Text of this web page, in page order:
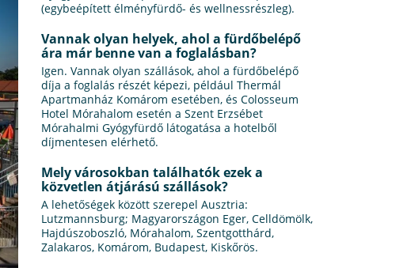
(egybeépített élményfürdő- és wellnessrészleg).
Vannak olyan helyek, ahol a fürdőbelépő
ára már benne van a foglalásban?
Igen. Vannak olyan szállások, ahol a fürdőbelépő
díja a foglalás részét képezi, például Thermál
Apartmanház Komárom esetében, és Colosseum
Hotel Mórahalom esetén a Szent Erzsébet
Mórahalmi Gyógyfürdő látogatása a hotelből
díjmentesen elérhető.
Mely városokban találhatók ezek a
közvetlen átjárású szállások?
A lehetőségek között szerepel Ausztria:
Lutzmannsburg; Magyarországon Eger, Celldömölk,
Hajdúszoboszló, Mórahalom, Szentgotthárd,
Zalakaros, Komárom, Budapest, Kiskőrös.